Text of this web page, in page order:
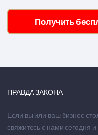
Получить
ПРАВДА ЗАКОНА
Если вы или ваш бизнес
свяжитесь с нами сегодня